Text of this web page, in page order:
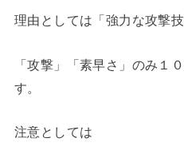
理由としては「強力な攻撃
「攻撃」「素早さ」のみ１
す。
注意としては